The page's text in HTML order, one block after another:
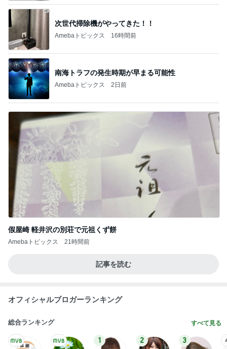
次世代掃除機がやってきた！！
Amebaトピックス 16時間前
南海トラフの発生時期が早まる可能性
Amebaトピックス 2日前
假屋崎 軽井沢の別荘で元祖くず餅
Amebaトピックス 21時間前
記事を読む
オフィシャルブロガーランキング
総合ランキング すべて見る
1 2 3